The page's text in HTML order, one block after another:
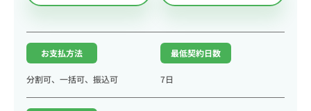
お支払方法
分割可、一括可、振込可
最低契約日数
7日